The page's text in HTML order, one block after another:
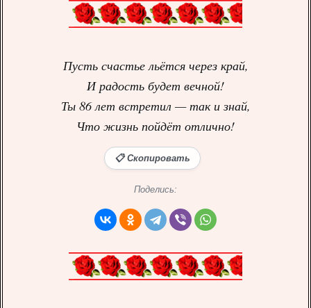
Пусть счастье льётся через край,
И радость будет вечной!
Ты 86 лет встретил — так и знай,
Что жизнь пойдёт отлично!
📋 Скопировать
Поделись: